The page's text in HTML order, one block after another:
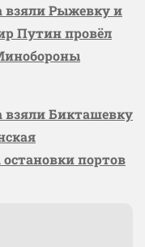
взяли Рыжевку и
Путин провёл
взяли Бикташевку
портов